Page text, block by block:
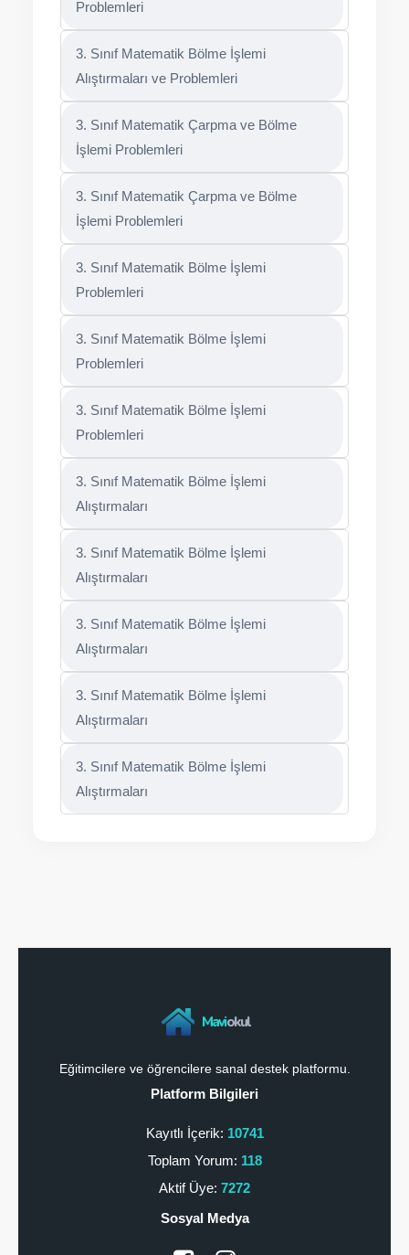
Problemleri
3. Sınıf Matematik Bölme İşlemi
Alıştırmaları ve Problemleri
3. Sınıf Matematik Çarpma ve Bölme
İşlemi Problemleri
3. Sınıf Matematik Çarpma ve Bölme
İşlemi Problemleri
3. Sınıf Matematik Bölme İşlemi
Problemleri
3. Sınıf Matematik Bölme İşlemi
Problemleri
3. Sınıf Matematik Bölme İşlemi
Problemleri
3. Sınıf Matematik Bölme İşlemi
Alıştırmaları
3. Sınıf Matematik Bölme İşlemi
Alıştırmaları
3. Sınıf Matematik Bölme İşlemi
Alıştırmaları
3. Sınıf Matematik Bölme İşlemi
Alıştırmaları
3. Sınıf Matematik Bölme İşlemi
Alıştırmaları
Maviokul
Eğitimcilere ve öğrencilere sanal destek platformu.
Platform Bilgileri
Kayıtlı İçerik: 10741
Toplam Yorum: 118
Aktif Üye: 7272
Sosyal Medya